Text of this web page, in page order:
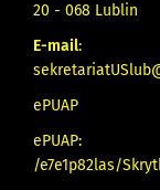
20 - 068 Lublin
E-mail:
ePUAP
ePUAP:
/e7e1p82las/